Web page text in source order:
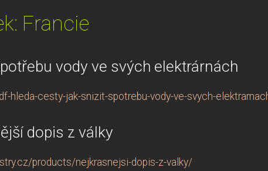
Francie
vody ve svých elektrárnách
cesty-jak-snizit-spotrebu-vody-ve-svych-
dopis z války
products/nejkrasnejsi-dopis-z-valky/